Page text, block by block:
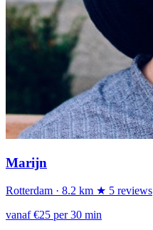
Marijn
Rotterdam · 8.2 km ★ 5 reviews
vanaf €25 per 30 min